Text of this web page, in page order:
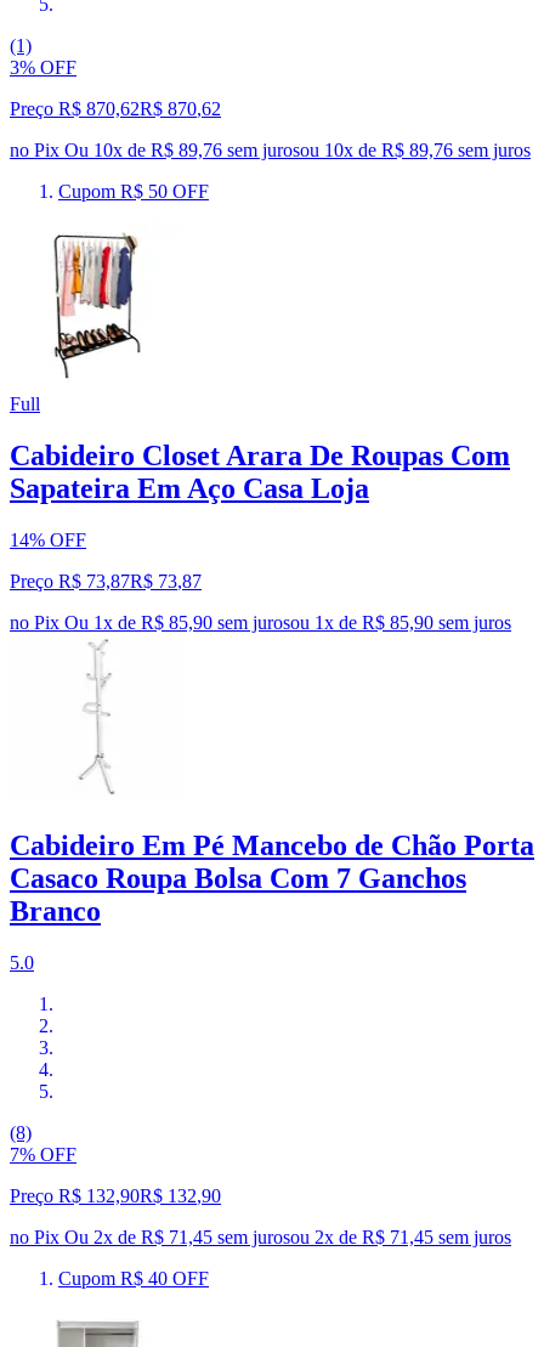
(1)
3% OFF
Preço R$ 870,62R$ 870,62
no Pix Ou 10x de R$ 89,76 sem jurosou 10x de R$ 89,76 sem juros
Cupom R$ 50 OFF
Full
Cabideiro Closet Arara De Roupas Com
Sapateira Em Aço Casa Loja
14% OFF
Preço R$ 73,87R$ 73,87
no Pix Ou 1x de R$ 85,90 sem jurosou 1x de R$ 85,90 sem juros
Cabideiro Em Pé Mancebo de Chão Porta
Casaco Roupa Bolsa Com 7 Ganchos
Branco
5.0
(8)
7% OFF
Preço R$ 132,90R$ 132,90
no Pix Ou 2x de R$ 71,45 sem jurosou 2x de R$ 71,45 sem juros
Cupom R$ 40 OFF